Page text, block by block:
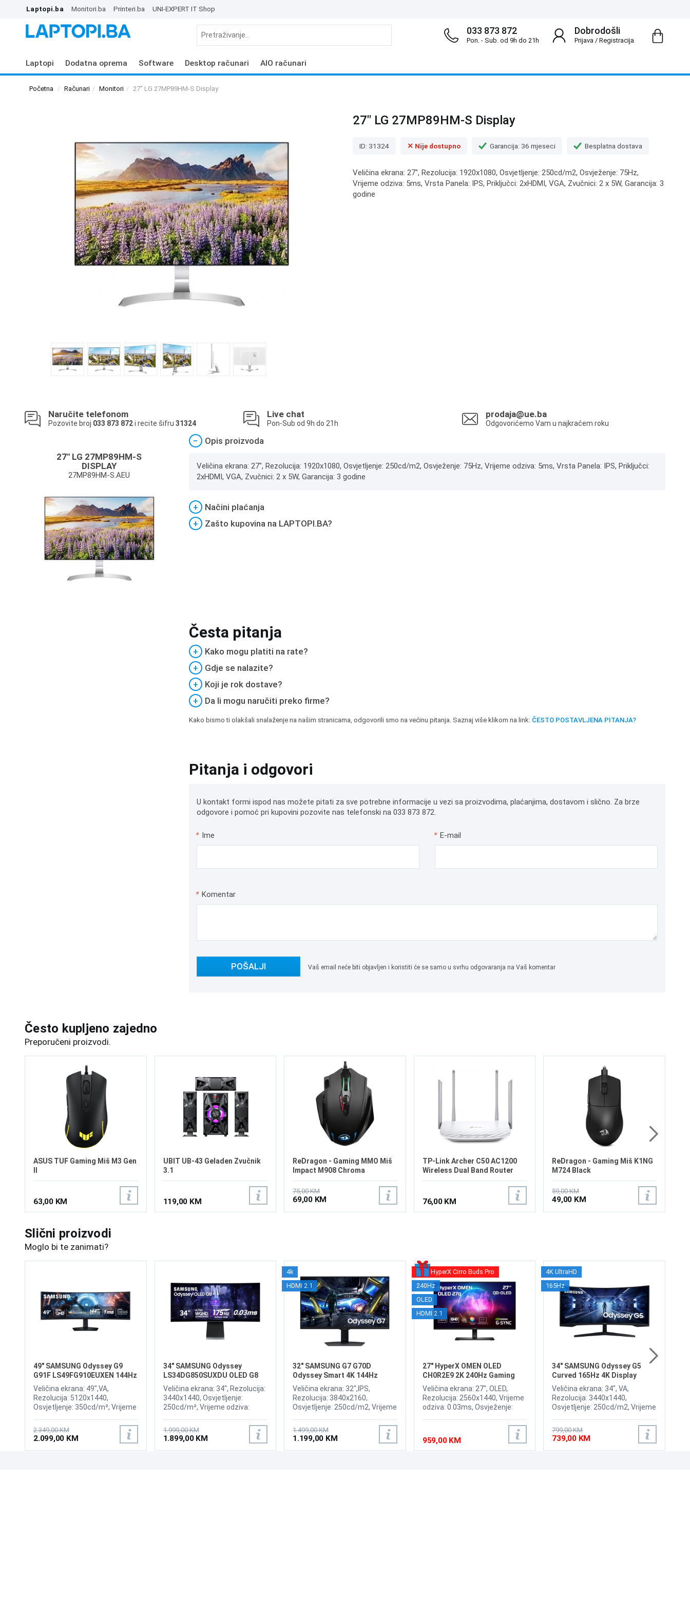
Laptopi.ba Monitori.ba Printeri.ba UNI-EXPERT IT Shop
Dobrodošli
Prijava/ Registracija
033 873 872
Pon. - Sub. od 9h do 21h
Laptopi Dodatna oprema Software Desktop računari AIO računari
Početna Računari Monitori 27" LG 27MP89HM-S Display
27" LG 27MP89HM-S Display
ID: 31324 ✕ Nije dostupno Garancija: 36 mjeseci Besplatna dostava
Veličina ekrana: 27", Rezolucija: 1920x1080, Osvjetljenje: 250cd/m2, Osvježenje: 75Hz,
Vrijeme odziva: 5ms, Vrsta Panela: IPS, Priključci: 2xHDMI, VGA, Zvučnici: 2 x 5W, Garancija: 3
godine
Naručite telefonom
Pozovite broj 033 873 872i recite šifru 31324
Live chat
Pon-Sub od 9h do 21h
prodaja@ue.ba
Odgovorićemo Vam u najkraćem roku
27" LG 27MP89HM-S
DISPLAY
27MP89HM-S.AEU
− Opis proizvoda
Veličina ekrana: 27", Rezolucija: 1920x1080, Osvjetljenje: 250cd/m2, Osvježenje: 75Hz, Vrijeme odziva: 5ms, Vrsta Panela: IPS, Priključci:
2xHDMI, VGA, Zvučnici: 2 x 5W, Garancija: 3 godine
+
Načini plaćanja
+
Zašto kupovina na LAPTOPI.BA?
Česta pitanja
+
Kako mogu platiti na rate?
+
Gdje se nalazite?
+
Koji je rok dostave?
+
Da li mogu naručiti preko firme?
Kako bismo ti olakšali snalaženje na našim stranicama, odgovorili smo na većinu pitanja. Saznaj više klikom na link: ČESTO POSTAVLJENA PITANJA?
Pitanja i odgovori
U kontakt formi ispod nas možete pitati za sve potrebne informacije u vezi sa proizvodima, plaćanjima, dostavom i slično. Za brze
odgovore i pomoć pri kupovini pozovite nas telefonski na 033 873 872.
* Ime * E-mail
* Komentar
POŠALJI Vaš email neće biti objavljen i koristiti će se samo u svrhu odgovaranja na Vaš komentar
Često kupljeno zajedno
Preporučeni proizvodi.
ASUS TUF Gaming Miš M3 Gen
63,00 KM
UBIT UB-43 Geladen Zvučnik
3.1
119,00 KM
ReDragon - Gaming MMO Miš
Impact M908 Chroma
75,00 KM
69,00 KM
TP-Link Archer C50 AC1200
Wireless Dual Band Router
76,00 KM
ReDragon - Gaming Miš K1NG
M724 Black
59,00 KM
49,00 KM
Slični proizvodi
Moglo bi te zanimati?
49" SAMSUNG Odyssey G9
G91F LS49FG910EUXEN 144Hz
Gaming Curved Display
Veličina ekrana: 49",VA,
Rezolucija: 5120x1440,
Osvjetljenje: 350cd/m², Vrijeme
AMD FreeSync Premium Pro,
Priključci: 2xHDMI 2.1,
DisplayPort, 2xUSB 3.2, USB-B
2.349,00 KM
2.099,00 KM
34" SAMSUNG Odyssey
LS34DG850SUXDU OLED G8
175Hz Gaming Curved Display
Veličina ekrana: 34", Rezolucija:
3440x1440, Osvjetljenje:
250cd/m², Vrijeme odziva:
Wireless LAN, Bluetooth ,
Priključci: 2xHDMI, DisplayPort,
2xUSB 3.0, Zvučnici:Adaptive
1.999,00 KM
1.899,00 KM
4k
HDMI 2.1
32" SAMSUNG G7 G70D
Odyssey Smart 4K 144Hz
Display
Veličina ekrana: 32",IPS,
Rezolucija: 3840x2160,
Osvjetljenje: 250cd/m2, Vrijeme
Premium, Windows 11
compatible,OS: Tizen, Wireless,
Bluetooth, Priključci: 2xHDMI
1.499,00 KM
1.199,00 KM
HyperX Cirro Buds Pro
240Hz
OLED
HDMI 2.1
27" HyperX OMEN OLED
CH0R2E9 2K 240Hz Gaming
Display
Veličina ekrana: 27", OLED,
Rezolucija: 2560x1440, Vrijeme
odziva: 0.03ms, Osvježenje:
Brightness: 200nits, Adaptive
Sync, NVIDIA G-Sync, HyperX
OLED Core Protect, Priključci:
2xHDMI 2.1, DisplayPort 1.4
959,00 KM
4K UltraHD
165Hz
34" SAMSUNG Odyssey G5
Curved 165Hz 4K Display
LC34G55TWWPXEN
Veličina ekrana: 34", VA,
Rezolucija: 3440x1440,
Osvjetljenje: 250cd/m2, Vrijeme
Premium, Priključci: HDMI,
DisplayPort
799,00 KM
739,00 KM